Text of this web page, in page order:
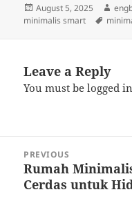
Posted
on
August 5, 2025
minimalis smart
Tags
Leave a Reply
You must belogged in
navigation
PREVIOUS
Previous
post:
Rumah
Cerdas untuk